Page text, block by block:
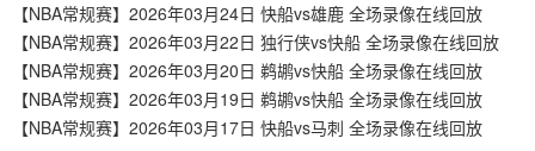
【NBA常规赛】2026年03月24日 快船vs雄鹿 全场录像在线回放
【NBA常规赛】2026年03月22日 独行侠vs快船 全场录像在线回放
【NBA常规赛】2026年03月20日 鹈鹕vs快船 全场录像在线回放
【NBA常规赛】2026年03月19日 鹈鹕vs快船 全场录像在线回放
【NBA常规赛】2026年03月17日 快船vs马刺 全场录像在线回放